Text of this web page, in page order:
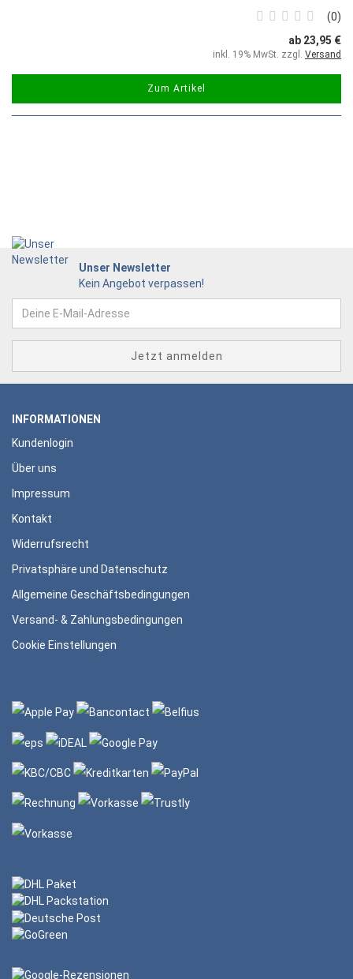
0
ab 23,95 €
inkl. 19% MwSt. zzgl. Versand
Zum Artikel
Unser Newsletter
Kein Angebot verpassen!
INFORMATIONEN
Kundenlogin
Über uns
Impressum
Kontakt
Widerrufsrecht
Privatsphäre und Datenschutz
Allgemeine Geschäftsbedingungen
Versand- & Zahlungsbedingungen
Cookie Einstellungen